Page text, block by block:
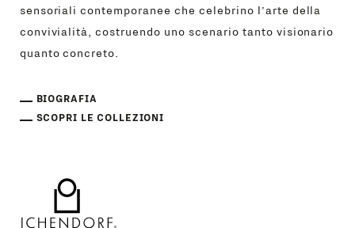
sensoriali contemporanee che celebrino l’arte della
convivialità, costruendo uno scenario tanto visionario
quanto concreto.
BIOGRAFIA
SCOPRI LE COLLEZIONI